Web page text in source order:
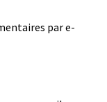
par e-